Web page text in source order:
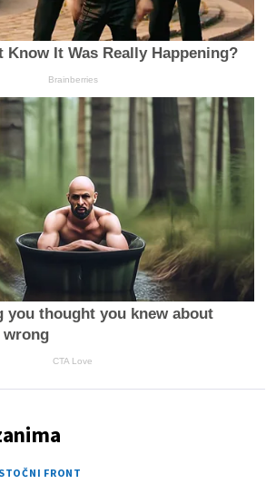
Know It Was Really Happening?
Brainberries
you thought you knew about
wrong
CTA Love
FRONT